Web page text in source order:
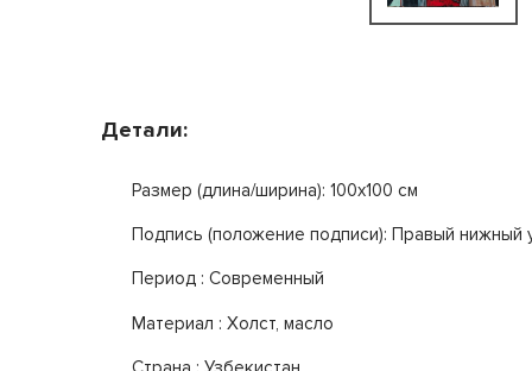
Детали:
Размер (длина/ширина): 100x100 см
Подпись (положение подписи): Правый нижный
Период : Современный
Mатериал : Холст, масло